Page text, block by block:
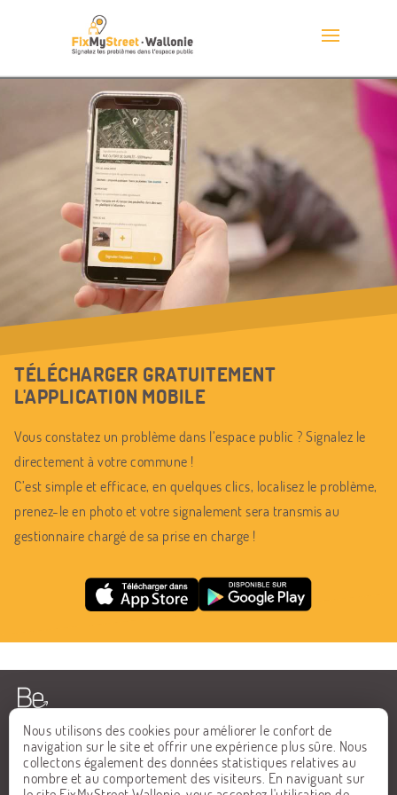
Nous utilisons des cookies pour améliorer le confort de
navigation sur le site et offrir une expérience plus sûre. Nous
collectons également des données statistiques relatives au
nombre et au comportement des visiteurs. En naviguant sur
TÉLÉCHARGER GRATUITEMENT
L'APPLICATION MOBILE
Vous constatez un problème dans l’espace public ? Signalez le
directement à votre commune !
C’est simple et efficace, en quelques clics, localisez le problème,
prenez-le en photo et votre signalement sera transmis au
gestionnaire chargé de sa prise en charge !
ACCUEIL
FAQ